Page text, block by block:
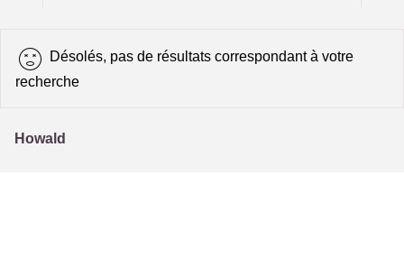
Désolés, pas de résultats correspondant à votre
recherche
Howald